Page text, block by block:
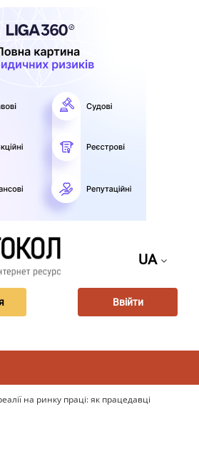
UA
Ввійти
на ринку праці: як працедавці